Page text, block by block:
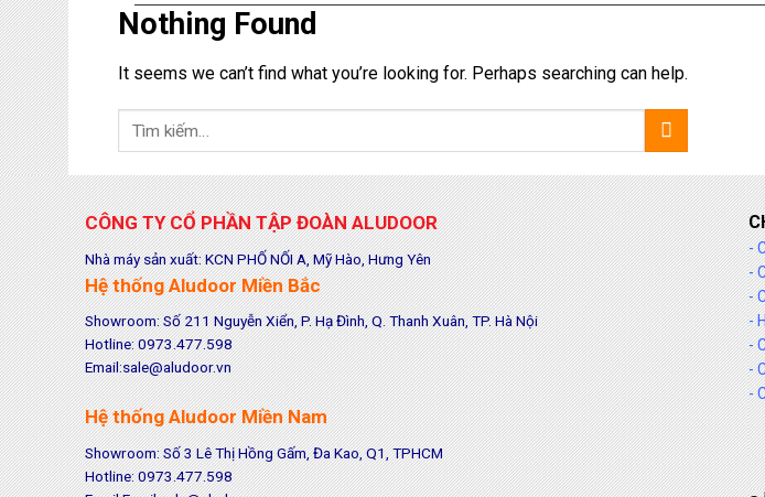
Nothing Found
It seems we can’t find what you’re looking for. Perhaps searching can help.
CÔNG TY CỔ PHẦN TẬP ĐOÀN ALUDOOR
Nhà máy sản xuất: KCN PHỐ NỐI A, Mỹ Hào, Hưng Yên
Hệ thống Aludoor Miền Bắc
Showroom: Số 211 Nguyễn Xiển, P. Hạ Đình, Q. Thanh Xuân, TP. Hà Nội
Hotline: 0973.477.598
Email:sale@aludoor.vn
Hệ thống Aludoor Miền Nam
Showroom: Số 3 Lê Thị Hồng Gấm, Đa Kao, Q1, TPHCM
Hotline: 0973.477.598
-
-
-
-
-
-
-